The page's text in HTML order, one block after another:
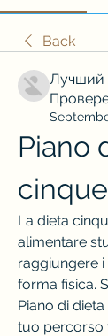
Back
Лучший
Piano
La dieta
alimentare
raggiungere
forma fisica.
Piano di
tuo percorso